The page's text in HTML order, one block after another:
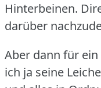
Hinterbeinen.
darüber
Aber dann für ein
ich ja seine